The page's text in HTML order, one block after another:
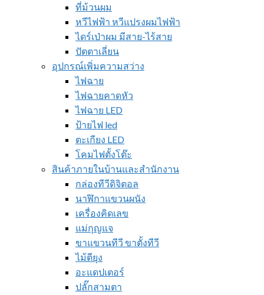
ที่ม้วนผม
หวีไฟฟ้า หวีแปรงผมไฟฟ้า
ไดร์เป่าผม มีสาย-ไร้สาย
ปัตตาเลี่ยน
อุปกรณ์เพิ่มความสว่าง
ไฟฉาย
ไฟฉายคาดหัว
ไฟฉาย LED
ป้ายไฟ led
ตะเกียง LED
โคมไฟตั้งโต๊ะ
สินค้าภายในบ้านและสำนักงาน
กล่องทีวีดิจิตอล
นาฬิกาแขวนผนัง
เครื่องคิดเลข
แม่กุญแจ
ขาแขวนทีวี ขาตั้งทีวี
ไม้ตียุง
อะแดปเตอร์
ปลั๊กสามตา